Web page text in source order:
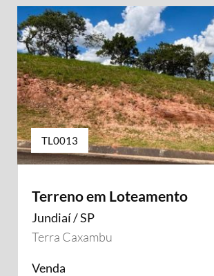
TL0013
Terreno em Loteamento
Jundiaí / SP
Terra Caxambu
Venda